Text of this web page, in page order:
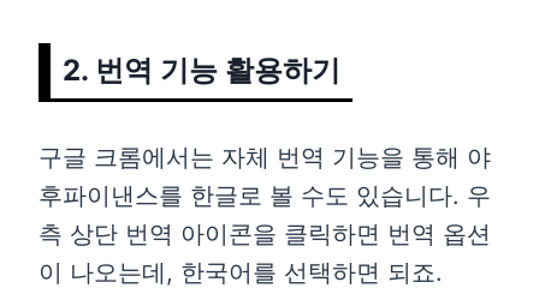
2. 번역 기능 활용하기
구글 크롬에서는 자체 번역 기능을 통해 야
후파이낸스를 한글로 볼 수도 있습니다. 우
측 상단 번역 아이콘을 클릭하면 번역 옵션
이 나오는데, 한국어를 선택하면 되죠.